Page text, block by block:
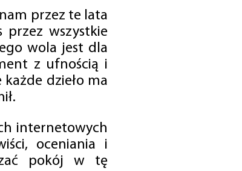
przez te lata
przez wszystkie
wola jest dla
z ufnością i
dzieło ma
internetowych
oceniania i
pokój w tę